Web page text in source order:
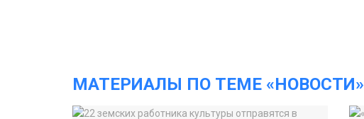
МАТЕРИАЛЫ ПО ТЕМЕ «НОВОСТИ»